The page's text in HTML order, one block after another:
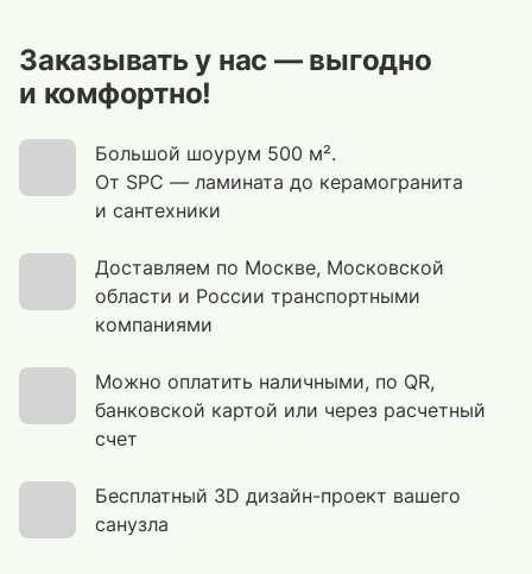
Заказывать у нас — выгодно
и комфортно!
Большой шоурум 500 м².
От SPC — ламината до керамогранита
и сантехники
Доставляем по Москве, Московской
области и России транспортными
компаниями
Можно оплатить наличными, по QR,
банковской картой или через расчетный
счет
Бесплатный 3D дизайн-проект вашего
санузла